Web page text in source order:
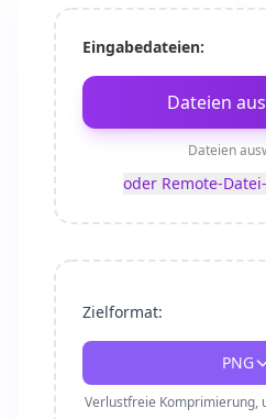
Eingabedateien:
Dateien
Dateien
oder Remote-
Zielformat:
PNG
Verlustfreie Komprimierung,